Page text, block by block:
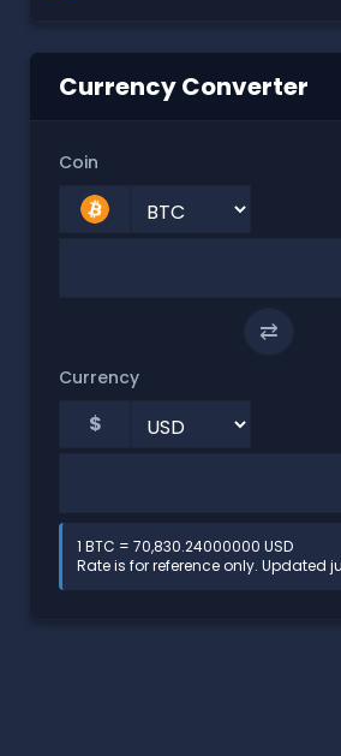
Currency Converter
Coin
⇄
Currency
$
1 BTC = 70,830.24000000 USD
Rate is for reference only. Updated